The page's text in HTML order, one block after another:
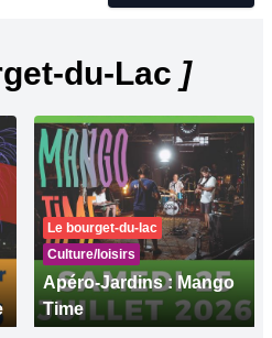
du-Lac ]
Le bourget-du-lac
Culture/loisirs
Apéro-Jardins : Mango
Time